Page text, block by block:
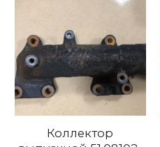
Коллектор